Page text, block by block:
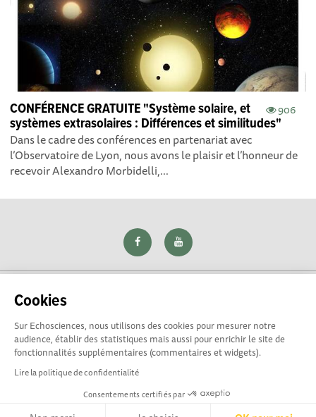
Cookies
Sur Echosciences, nous utilisons des cookies pour mesurer notre
audience, établir des statistiques mais aussi pour enrichir le site de
fonctionnalités supplémentaires (commentaires et widgets).
Lire la politique de confidentialité
Consentements certifiés par
906
CONFÉRENCE GRATUITE "Système solaire, et
systèmes extrasolaires : Différences et similitudes"
Dans le cadre des conférences en partenariat avec
l’Observatoire de Lyon, nous avons le plaisir et l’honneur de
recevoir Alexandro Morbidelli,...
Explorer, s’exprimer, rentrer en contact : Echosciences Loire
est le réseau social des amateurs de sciences et de
technologies du territoire. Propulsé parLa Rotonde
Mentions légales|Politique de confidentialité